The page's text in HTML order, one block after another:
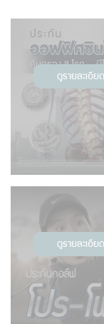
ดูรายละเอียด
ดูรายละเอียด